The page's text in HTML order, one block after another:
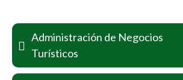
Administración de Negocios
Turísticos